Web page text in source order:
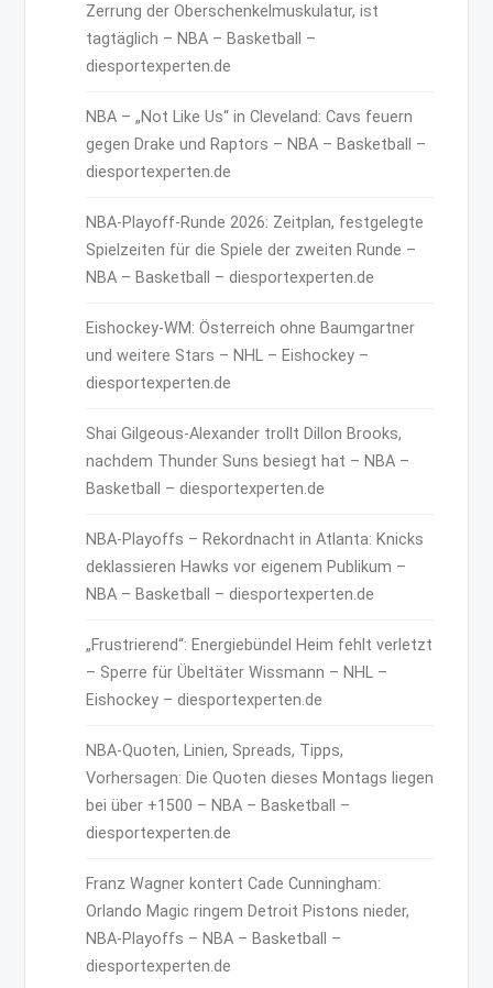
Zerrung der Oberschenkelmuskulatur, ist
tagtäglich – NBA – Basketball –
diesportexperten.de
NBA – „Not Like Us“ in Cleveland: Cavs feuern
gegen Drake und Raptors – NBA – Basketball –
diesportexperten.de
NBA-Playoff-Runde 2026: Zeitplan, festgelegte
Spielzeiten für die Spiele der zweiten Runde –
NBA – Basketball – diesportexperten.de
Eishockey-WM: Österreich ohne Baumgartner
und weitere Stars – NHL – Eishockey –
diesportexperten.de
Shai Gilgeous-Alexander trollt Dillon Brooks,
nachdem Thunder Suns besiegt hat – NBA –
Basketball – diesportexperten.de
NBA-Playoffs – Rekordnacht in Atlanta: Knicks
deklassieren Hawks vor eigenem Publikum –
NBA – Basketball – diesportexperten.de
„Frustrierend“: Energiebündel Heim fehlt verletzt
– Sperre für Übeltäter Wissmann – NHL –
Eishockey – diesportexperten.de
NBA-Quoten, Linien, Spreads, Tipps,
Vorhersagen: Die Quoten dieses Montags liegen
bei über +1500 – NBA – Basketball –
diesportexperten.de
Franz Wagner kontert Cade Cunningham:
Orlando Magic ringem Detroit Pistons nieder,
NBA-Playoffs – NBA – Basketball –
diesportexperten.de